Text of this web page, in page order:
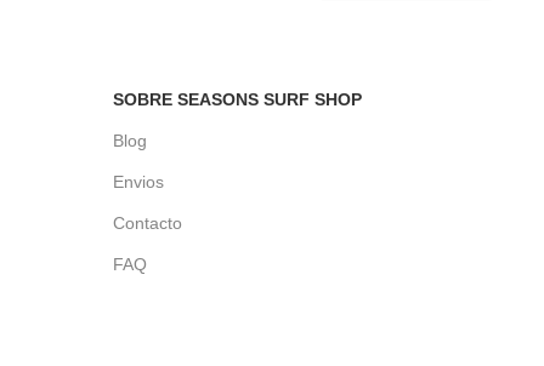
SOBRE SEASONS SURF SHOP
Blog
Envios
Contacto
FAQ